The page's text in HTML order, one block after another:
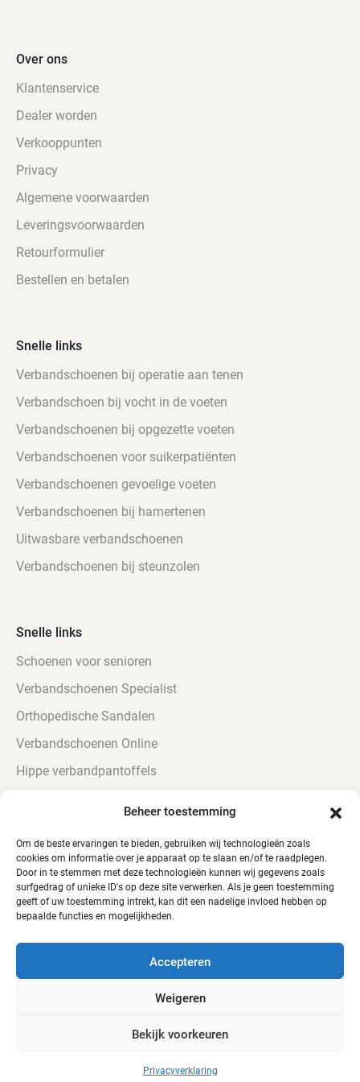
Beheer toestemming
Om de beste ervaringen te bieden, gebruiken wij technologieën zoals
cookies om informatie over je apparaat op te slaan en/of te raadplegen.
Door in te stemmen met deze technologieën kunnen wij gegevens zoals
surfgedrag of unieke ID's op deze site verwerken. Als je geen toestemming
geeft of uw toestemming intrekt, kan dit een nadelige invloed hebben op
bepaalde functies en mogelijkheden.
Accepteren
Weigeren
Bekijk voorkeuren
Privacyverklaring
Over ons
Klantenservice
Dealer worden
Verkooppunten
Privacy
Algemene voorwaarden
Leveringsvoorwaarden
Retourformulier
Bestellen en betalen
Snelle links
Verbandschoenen bij operatie aan tenen
Verbandschoen bij vocht in de voeten
Verbandschoenen bij opgezette voeten
Verbandschoenen voor suikerpatiënten
Verbandschoenen gevoelige voeten
Verbandschoenen bij hamertenen
Uitwasbare verbandschoenen
Verbandschoenen bij steunzolen
Snelle links
Schoenen voor senioren
Verbandschoenen Specialist
Orthopedische Sandalen
Verbandschoenen Online
Hippe verbandpantoffels
Webshop doorMediabirds